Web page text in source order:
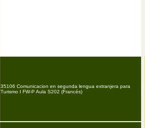
35106 Comunicacion en segunda lengua extranjera para
Turismo I FW-P Aula S202 (Francés)